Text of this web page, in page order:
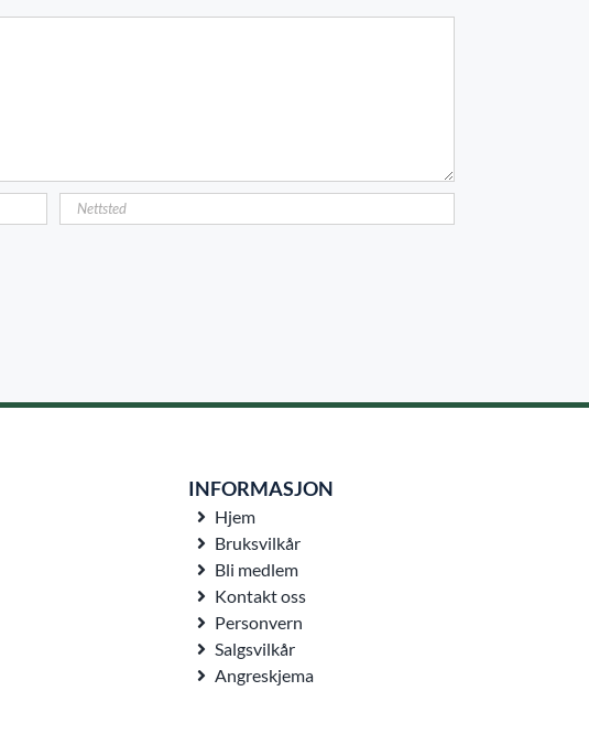
INFORMASJON
Hjem
Bruksvilkår
Bli medlem
Kontakt oss
Personvern
Salgsvilkår
Angreskjema